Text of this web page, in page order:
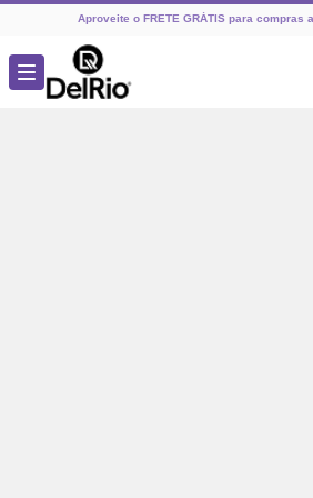
Aproveite o FRETE GRÁTIS para compras